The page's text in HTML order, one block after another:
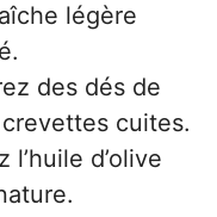
légère
des dés de
cuites.
l’huile d’olive